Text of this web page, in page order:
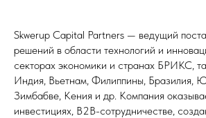
Skwerup Capital Partners — ведущий
решений в области технологий и
секторах экономики и странах БРИКС,
Индия, Вьетнам, Филиппины, Бразилия,
Зимбабве, Кения и др. Компания
инвестициях, B2B-сотрудничестве,